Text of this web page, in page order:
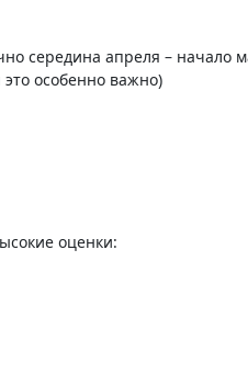
середина апреля – начало
особенно важно)
оценки: